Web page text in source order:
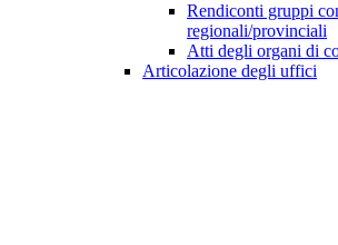
Rendiconti gruppi
regionali/provinciali
Atti degli organi di
Articolazione degli uffici